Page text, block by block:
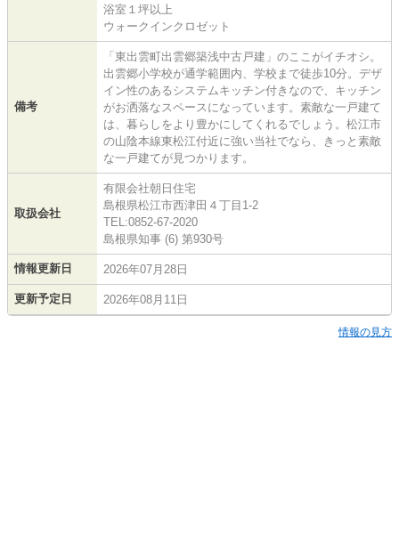
浴室１坪以上
ウォークインクロゼット
備考
「東出雲町出雲郷築浅中古戸建」のここがイチオシ。
出雲郷小学校が通学範囲内、学校まで徒歩10分。デザ
イン性のあるシステムキッチン付きなので、キッチン
がお洒落なスペースになっています。素敵な一戸建て
は、暮らしをより豊かにしてくれるでしょう。松江市
の山陰本線東松江付近に強い当社でなら、きっと素敵
な一戸建てが見つかります。
取扱会社
有限会社朝日住宅
島根県松江市西津田４丁目1-2
TEL:0852-67-2020
島根県知事 (6) 第930号
情報更新日 2026年07月28日
更新予定日 2026年08月11日
情報の見方